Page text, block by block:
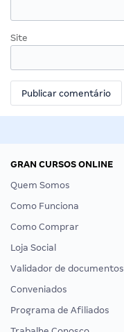
Site
GRAN CURSOS ONLINE
Quem Somos
Como Funciona
Como Comprar
Loja Social
Validador de documentos
Conveniados
Programa de Afiliados